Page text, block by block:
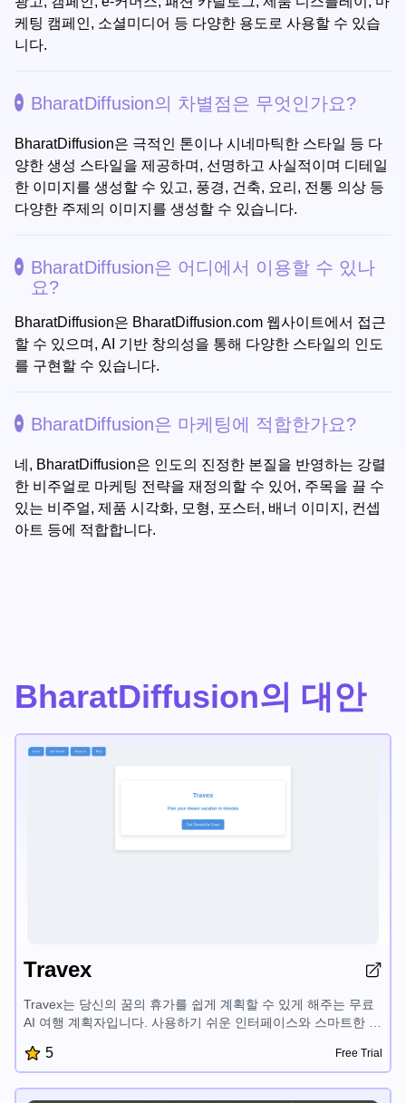
케팅 캠페인, 소셜미디어 등 다양한 용도로 사용할 수 있습
니다.
BharatDiffusion의 차별점은 무엇인가요?
BharatDiffusion은 극적인 톤이나 시네마틱한 스타일 등 다
양한 생성 스타일을 제공하며, 선명하고 사실적이며 디테일
한 이미지를 생성할 수 있고, 풍경, 건축, 요리, 전통 의상 등
다양한 주제의 이미지를 생성할 수 있습니다.
BharatDiffusion은 어디에서 이용할 수 있나
요?
BharatDiffusion은 BharatDiffusion.com 웹사이트에서 접근
할 수 있으며, AI 기반 창의성을 통해 다양한 스타일의 인도
를 구현할 수 있습니다.
BharatDiffusion은 마케팅에 적합한가요?
네, BharatDiffusion은 인도의 진정한 본질을 반영하는 강렬
한 비주얼로 마케팅 전략을 재정의할 수 있어, 주목을 끌 수
있는 비주얼, 제품 시각화, 모형, 포스터, 배너 이미지, 컨셉
아트 등에 적합합니다.
BharatDiffusion의 대안
Travex
Travex는 당신의 꿈의 휴가를 쉽게 계획할 수 있게 해주는 무료
AI 여행 계획자입니다. 사용하기 쉬운 인터페이스와 스마트한 기
행지를 찾으며, 여행 팁에 접근할 수 있습니다. Travex는 여행 계
획 과정을 간단하게 만들어 여행을 즐기는데 집중할 수 있게 해
줍니다.
5 Free Trial